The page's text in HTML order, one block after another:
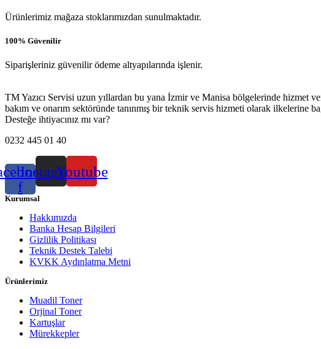
Ürünlerimiz mağaza stoklarımızdan sunulmaktadır.
100% Güvenilir
Siparişleriniz güvenilir ödeme altyapılarında işlenir.
TM Yazıcı Servisi uzun yıllardan bu yana İzmir ve Manisa bölgelerinde hizmet
bakım ve onarım sektöründe tanınmış bir teknik servis hizmeti olarak ilkelerine
Desteğe ihtiyacınız mı var?
0232 445 01 40
f
InstagramYoutube
Kurumsal
Hakkımızda
Banka Hesap Bilgileri
Gizlilik Politikası
Teknik Destek Talebi
KVKK Aydınlatma Metni
Ürünlerimiz
Muadil Toner
Orjinal Toner
Kartuşlar
Mürekkepler